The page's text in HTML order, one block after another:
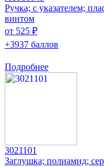
Ручка; с указателем;
винтом
от 525 ₽
+3937 баллов
Подробнее
3021101
Заглушка; полиамид;